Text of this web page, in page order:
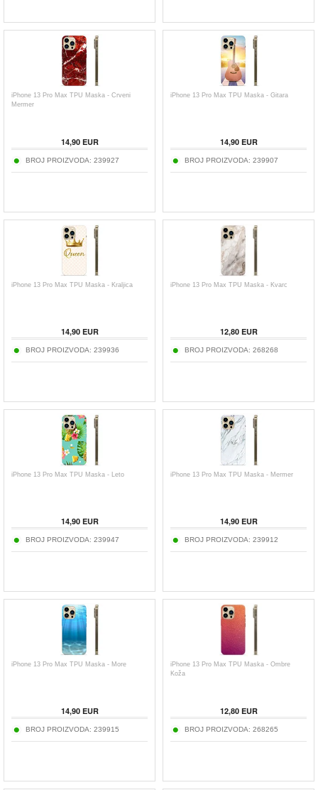
iPhone 13 Pro Max TPU Maska - Crveni
Mermer
14,90EUR
BROJ PROIZVODA: 239927
iPhone 13 Pro Max TPU Maska - Gitara
14,90EUR
BROJ PROIZVODA: 239907
iPhone 13 Pro Max TPU Maska - Kraljica
14,90EUR
BROJ PROIZVODA: 239936
iPhone 13 Pro Max TPU Maska - Kvarc
12,80EUR
BROJ PROIZVODA: 268268
iPhone 13 Pro Max TPU Maska - Leto
14,90EUR
BROJ PROIZVODA: 239947
iPhone 13 Pro Max TPU Maska - Mermer
14,90EUR
BROJ PROIZVODA: 239912
iPhone 13 Pro Max TPU Maska - More
14,90EUR
BROJ PROIZVODA: 239915
iPhone 13 Pro Max TPU Maska - Ombre
Koža
12,80EUR
BROJ PROIZVODA: 268265